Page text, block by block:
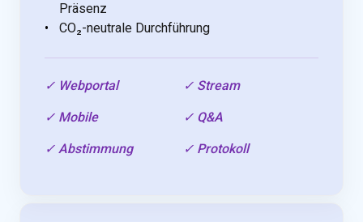
Präsenz
CO₂-neutrale Durchführung
✓ Webportal ✓ Stream
✓ Mobile ✓ Q&A
✓ Abstimmung ✓ Protokoll